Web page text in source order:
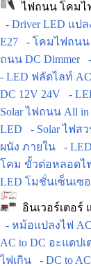
ไฟถนน โคมไ
- Driver LED แปล
E27
- โคมไฟถนน
ถนน DC Dimmer
- LED ฟลัดไลท์
DC 12V 24V
-
Solar ไฟถนน All in
LED
- Solar ไฟส
ผนัง ภายใน
-
โคม ขั้วต่อหลอดไ
LED โมชั่นเซ็นเซ
อินเวอร์เตอร์
- หม้อแปลงไฟ AC
AC to DC อะแดปเ
ไฟเกิน
- DC to